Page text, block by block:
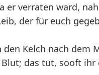
er verraten ward,
der für euch
Kelch nach dem
das tut, sooft